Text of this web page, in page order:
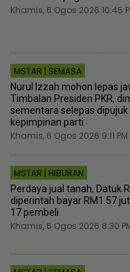
Khamis, 6 Ogos 2026 10:45
MSTAR | SEMASA
Nurul Izzah mohon lepas
Timbalan Presiden PKR,
sementara selepas dipujuk
kepimpinan parti
Khamis, 6 Ogos 2026 9:11 PM
MSTAR | HIBURAN
Perdaya jual tanah, Datuk
diperintah bayar RM1.57
17 pembeli
Khamis, 6 Ogos 2026 8:30